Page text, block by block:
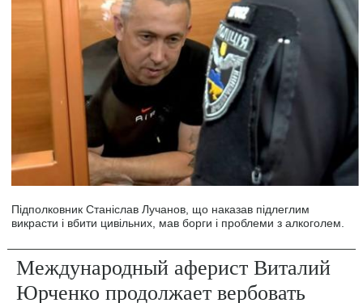
Підполковник Станіслав Лучанов, що наказав підлеглим
викрасти і вбити цивільних, мав борги і проблеми з алкоголем.
Международный аферист Виталий
Юрченко продолжает вербовать